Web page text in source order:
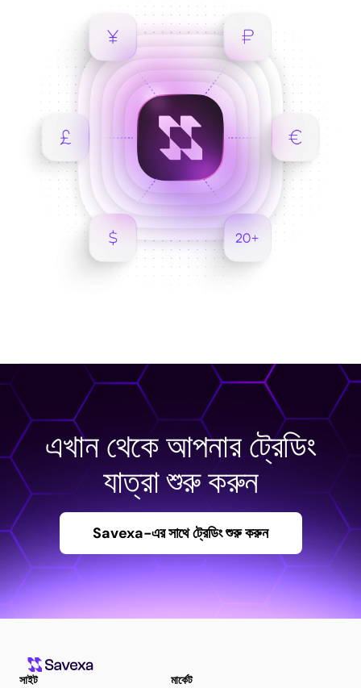
এখান থেকে আপনার ট্রেডিং
যাত্রা শুরু করুন
Savexa-এর সাথে ট্রেডিং শুরু করুন
সাইট মার্কেট